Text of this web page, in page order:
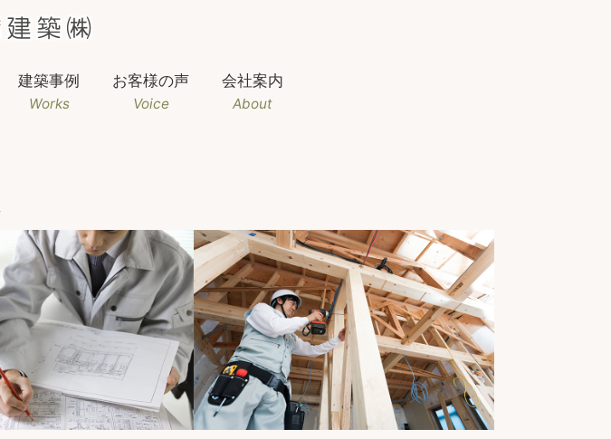
建築事例
Works
お客様の声
Voice
会社案内
About